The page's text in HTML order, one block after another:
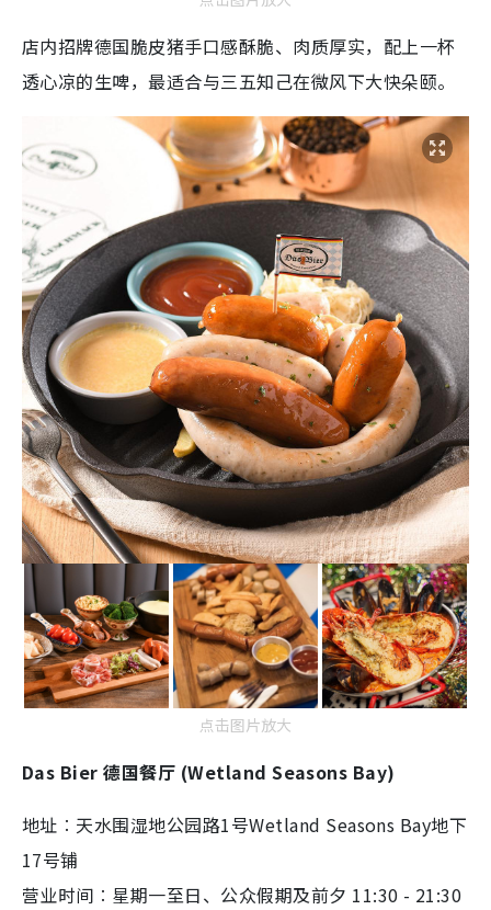
店内招牌德国脆皮猪手口感酥脆、肉质厚实，配上一杯
透心凉的生啤，最适合与三五知己在微风下大快朵颐。
点击图片放大
Das Bier 德国餐厅 (Wetland Seasons Bay)
地址︰天水围湿地公园路1号Wetland Seasons Bay地下
17号铺
营业时间︰星期一至日、公众假期及前夕 11:30 - 21:30